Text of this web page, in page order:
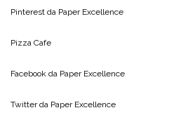
Pinterest da Paper Excellence
Pizza Cafe
Facebook da Paper Excellence
Twitter da Paper Excellence